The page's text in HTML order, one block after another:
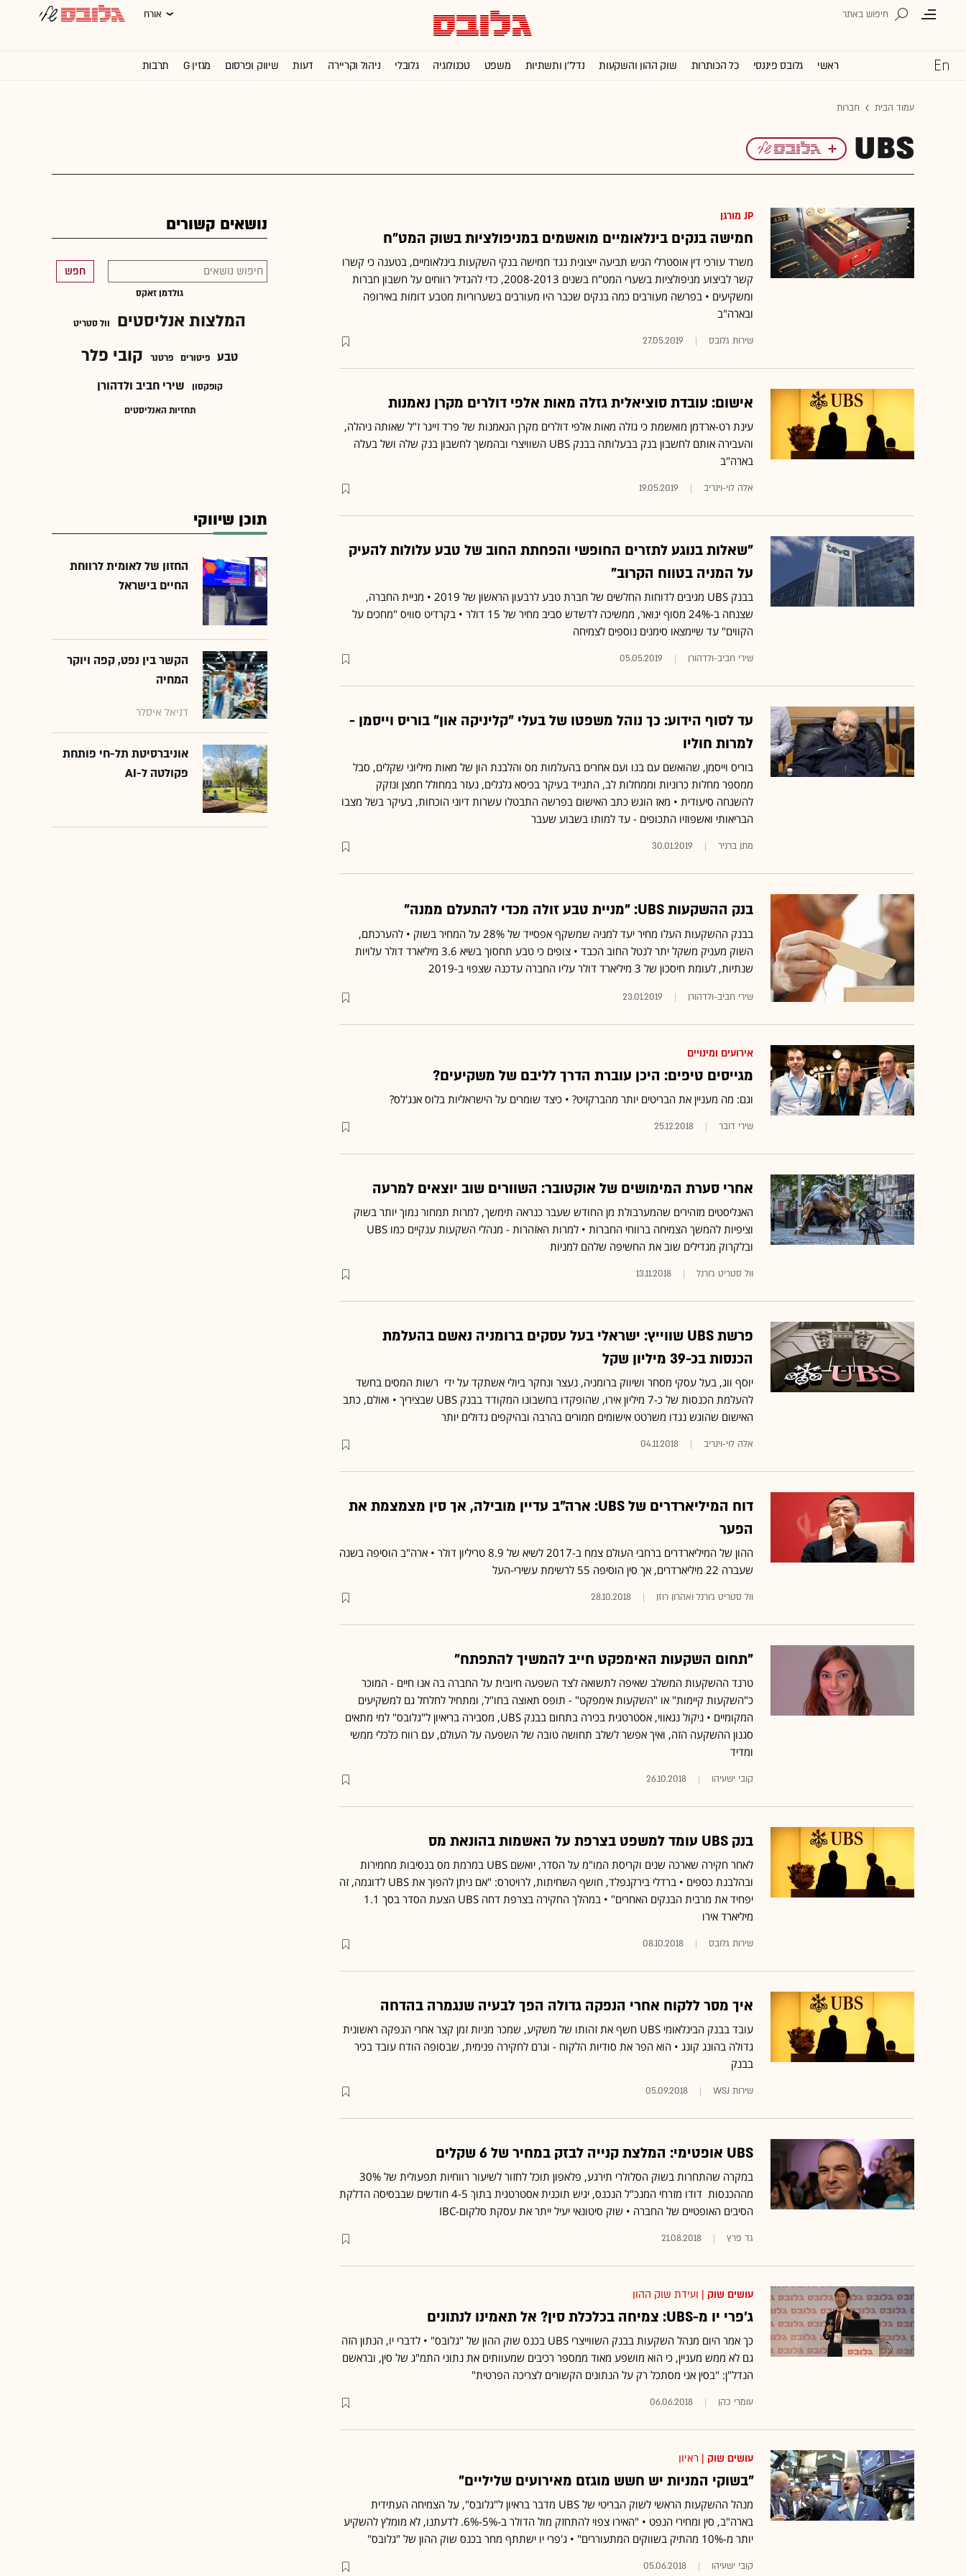
אורח
ראשי גלובס פיננסי כל הכותרות שוק ההון והשקעות נדל''ן ותשתיות משפט טכנולוגיה גלובלי ניהול וקריירה דעות שיווק ופרסום מגזין G תרבות
עמוד הבית חברות
UBS
JP מורגן
חמישה בנקים בינלאומיים מואשמים במניפולציות בשוק המט"ח
משרד עורכי דין אוסטרלי הגיש תביעה ייצוגית נגד חמישה בנקי השקעות בינלאומיים, בטענה כי קשרו
קשר לביצוע מניפולציות בשערי המט"ח בשנים 2008-2013, כדי להגדיל רווחים על חשבון חברות
ומשקיעים • בפרשה מעורבים כמה בנקים שכבר היו מעורבים בשערוריות מטבע דומות באירופה
ובארה"ב
שירות גלובס 27.05.2019
אישום: עובדת סוציאלית גזלה מאות אלפי דולרים מקרן נאמנות
עינת רט-ארדמן מואשמת כי גזלה מאות אלפי דולרים מקרן הנאמנות של פרד זייגר ז"ל שאותה ניהלה,
והעבירה אותם לחשבון בנק בבעלותה בבנק UBS השוויצרי ובהמשך לחשבון בנק שלה ושל בעלה
בארה"ב
אלה לוי-וינריב 19.05.2019
"שאלות בנוגע לתזרים החופשי והפחתת החוב של טבע עלולות להעיק
על המניה בטווח הקרוב"
בבנק UBS מגיבים לדוחות החלשים של חברת טבע לרבעון הראשון של 2019 • מניית החברה,
שצנחה ב-24% מסוף ינואר, ממשיכה לדשדש סביב מחיר של 15 דולר • בקרדיט סוויס "מחכים על
הקווים" עד שיימצאו סימנים נוספים לצמיחה
שירי חביב-ולדהורן 05.05.2019
עד לסוף הידוע: כך נוהל משפטו של בעלי "קליניקה און" בוריס וייסמן -
למרות חוליו
בוריס וייסמן, שהואשם עם בנו ועם אחרים בהעלמות מס והלבנת הון של מאות מיליוני שקלים, סבל
ממספר מחלות כרוניות וממחלות לב, התנייד בעיקר בכיסא גלגלים, נעזר במחולל חמצן ונזקק
להשגחה סיעודית • מאז הוגש כתב האישום בפרשה התבטלו עשרות דיוני הוכחות, בעיקר בשל מצבו
הבריאותי ואשפוזיו התכופים - עד למותו בשבוע שעבר
מתן ברניר 30.01.2019
בנק ההשקעות UBS: "מניית טבע זולה מכדי להתעלם ממנה"
בבנק ההשקעות העלו מחיר יעד למניה שמשקף אפסייד של 28% על המחיר בשוק • להערכתם,
השוק מעניק משקל יתר לנטל החוב הכבד • צופים כי טבע תחסוך בשיא 3.6 מיליארד דולר עלויות
שנתיות, לעומת חיסכון של 3 מיליארד דולר עליו החברה עדכנה שצפוי ב-2019
שירי חביב-ולדהורן 23.01.2019
אירועים ומינויים
מגייסים טיפים: היכן עוברת הדרך לליבם של משקיעים?
וגם: מה מעניין את הבריטים יותר מהברקזיט? • כיצד שומרים על הישראליות בלוס אנג'לס?
שירי דובר 25.12.2018
אחרי סערת המימושים של אוקטובר: השוורים שוב יוצאים למרעה
האנליסטים מזהירים שהמערבולת מן החודש שעבר כנראה תימשך, למרות תמחור נמוך יותר בשוק
וציפיות להמשך הצמיחה ברווחי החברות • למרות האזהרות - מנהלי השקעות ענקיים כמו UBS
ובלקרוק מגדילים שוב את החשיפה שלהם למניות
וול סטריט ג'ורנל 13.11.2018
פרשת UBS שווייץ: ישראלי בעל עסקים ברומניה נאשם בהעלמת
הכנסות בכ-39 מיליון שקל
יוסף ווג, בעל עסקי מסחר ושיווק ברומניה, נעצר ונחקר ביולי אשתקד על ידי רשות המסים בחשד
להעלמת הכנסות של כ-7 מיליון אירו, שהופקדו בחשבונו המקודד בבנק UBS שבציריך • ואולם, כתב
האישום שהוגש נגדו משרטט אישומים חמורים בהרבה ובהיקפים גדולים יותר
אלה לוי-וינריב 04.11.2018
דוח המיליארדרים של UBS: ארה"ב עדיין מובילה, אך סין מצמצמת את
הפער
ההון של המיליארדרים ברחבי העולם צמח ב-2017 לשיא של 8.9 טריליון דולר • ארה"ב הוסיפה בשנה
שעברה 22 מיליארדרים, אך סין הוסיפה 55 לרשימת עשירי-העל
וול סטריט ג'ורנל ואהרון רוזן 28.10.2018
"תחום השקעות האימפקט חייב להמשיך להתפתח"
טרנד ההשקעות המשלב שאיפה לתשואה לצד השפעה חיובית על החברה בה אנו חיים - המוכר
כ"השקעות קיימות" או "השקעות אימפקט" - תופס תאוצה בחו"ל, ומתחיל לחלחל גם למשקיעים
המקומיים • ניקול נגאווי, אסטרטגית בכירה בתחום בבנק UBS, מסבירה בריאיון ל"גלובס" למי מתאים
סגנון ההשקעה הזה, ואיך אפשר לשלב תחושה טובה של השפעה על העולם, עם רווח כלכלי ממשי
ומדיד
קובי ישעיהו 26.10.2018
בנק UBS עומד למשפט בצרפת על האשמות בהונאת מס
לאחר חקירה שארכה שנים וקריסת המו"מ על הסדר, יואשם UBS במרמת מס בנסיבות מחמירות
ובהלבנת כספים • ברדלי בירקנפלד, חושף השחיתות, לרויטרס: "אם ניתן להפוך את UBS לדוגמה, זה
יפחיד את מרבית הבנקים האחרים" • במהלך החקירה בצרפת דחה UBS הצעת הסדר בסך 1.1
מיליארד אירו
שירות גלובס 08.10.2018
איך מסר ללקוח אחרי הנפקה גדולה הפך לבעיה שנגמרה בהדחה
עובד בבנק הבינלאומי UBS חשף את זהותו של משקיע, שמכר מניות זמן קצר אחרי הנפקה ראשונית
גדולה בהונג קונג • הוא הפר את סודיות הלקוח - וגרם לחקירה פנימית, שבסופה הודח עובד בכיר
בבנק
שירות WSJ 05.09.2018
UBS אופטימי: המלצת קנייה לבזק במחיר של 6 שקלים
במקרה שהתחרות בשוק הסלולרי תירגע, פלאפון תוכל לחזור לשיעור רווחיות תפעולית של 30%
מההכנסות דודו מזרחי המנכ"ל הנכנס, יגיש תוכנית אסטרטגית בתוך 4-5 חודשים שבבסיסה הדלקת
הסיבים האופטיים של החברה • שוק סיטונאי יעיל ייתר את עסקת סלקום-IBC
גד פרץ 21.08.2018
עושים שוק | ועידת שוק ההון
ג'פרי יו מ-UBS: צמיחה בכלכלת סין? אל תאמינו לנתונים
כך אמר היום מנהל השקעות בבנק השווייצרי UBS בכנס שוק ההון של "גלובס" • לדברי יו, הנתון הזה
גם לא ממש מעניין, כי הוא מושפע מאוד ממספר רכיבים שמעוותים את נתוני התמ"ג של סין, ובראשם
הנדל"ן: "בסין אני מסתכל רק על הנתונים הקשורים לצריכה הפרטית"
עומרי כהן 06.06.2018
עושים שוק | ראיון
"בשוקי המניות יש חשש מוגזם מאירועים שליליים"
מנהל ההשקעות הראשי לשוק הבריטי של UBS מדבר בראיון ל"גלובס", על הצמיחה העתידית
בארה"ב, סין ומחירי הנפט • "האירו צפוי להתחזק מול הדולר ב-5%-6%. לדעתנו, לא מומלץ להשקיע
יותר מ-10% מהתיק בשווקים המתעוררים" • ג'פרי יו ישתתף מחר בכנס שוק ההון של "גלובס"
קובי ישעיהו 05.06.2018
נושאים קשורים
חפש
גולדמן זאקס
המלצות אנליסטים וול סטריט
טבע פיטורים פרטנר קובי פלר
קופקסון שירי חביב ולדהורן
תחזיות האנליסטים
תוכן שיווקי
החזון של לאומית לרווחת
החיים בישראל
הקשר בין נפט, קפה ויוקר
המחיה
דניאל איסלר
אוניברסיטת תל-חי פותחת
פקולטה ל-AI